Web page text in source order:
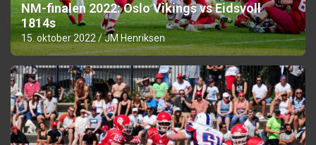
NM-finalen 2022: Oslo Vikings vs Eidsvoll
1814s
15. oktober 2022 JM Henriksen